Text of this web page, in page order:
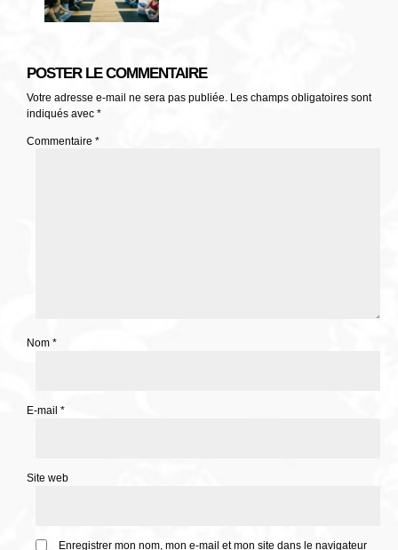
POSTER LE COMMENTAIRE
Votre adresse e-mail ne sera pas publiée. Les champs obligatoires sont
indiqués avec *
Commentaire *
Nom *
E-mail *
Site web
Enregistrer mon nom, mon e-mail et mon site dans le navigateur